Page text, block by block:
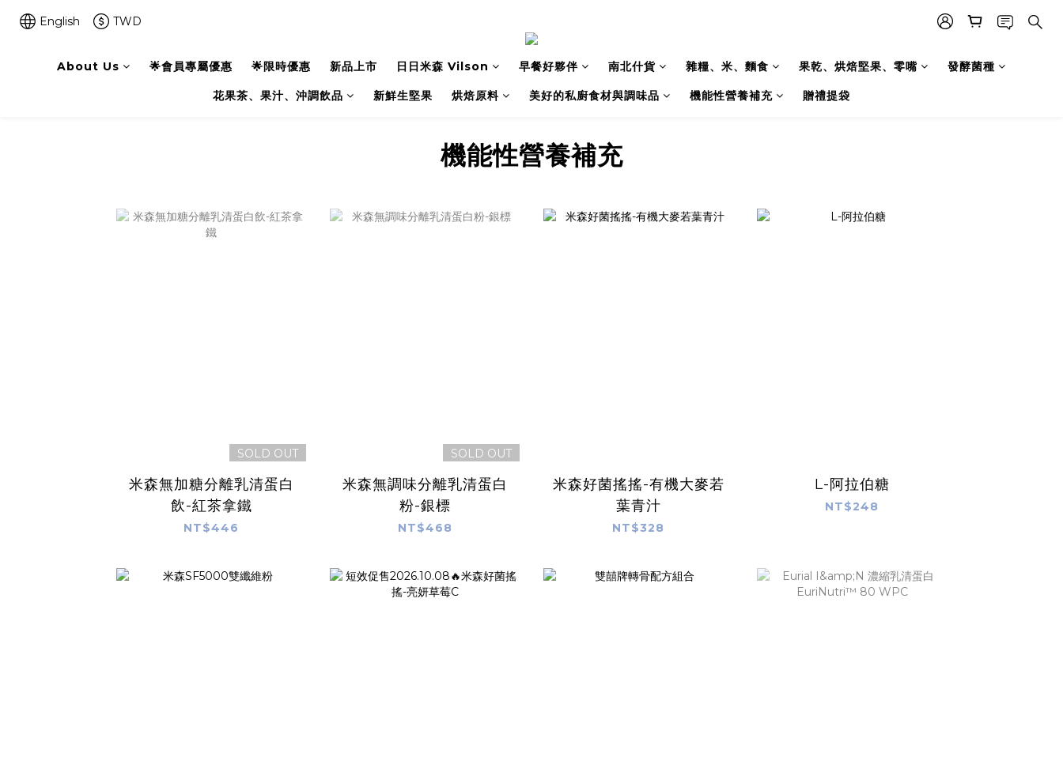
English TWD
About Us 🌟會員專屬優惠 🌟限時優惠 新品上市 日日米森 Vilson 早餐好夥伴 南北什貨 雜糧、米、麵食 果乾、烘焙堅果、零嘴 發酵菌種
花果茶、果汁、沖調飲品 新鮮生堅果 烘焙原料 美好的私廚食材與調味品 機能性營養補充 贈禮提袋
機能性營養補充
SOLD OUT
米森無加糖分離乳清蛋白
飲-紅茶拿鐵
NT$446
SOLD OUT
米森無調味分離乳清蛋白
粉-銀標
NT$468
米森好菌搖搖-有機大麥若
葉青汁
NT$328
L-阿拉伯糖
NT$248